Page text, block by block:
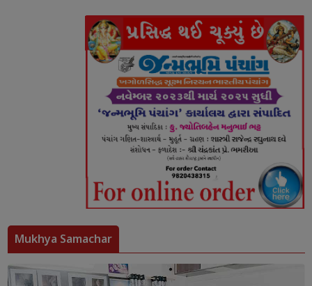
Mukhya Samachar